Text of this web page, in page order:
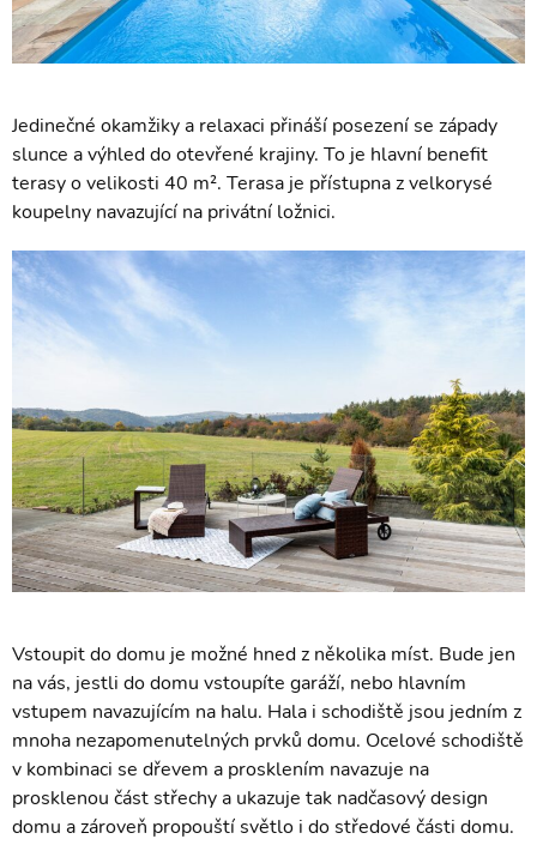
Jedinečné okamžiky a relaxaci přináší posezení se západy
slunce a výhled do otevřené krajiny. To je hlavní benefit
terasy o velikosti 40 m². Terasa je přístupna z velkorysé
koupelny navazující na privátní ložnici.
Vstoupit do domu je možné hned z několika míst. Bude jen
na vás, jestli do domu vstoupíte garáží, nebo hlavním
vstupem navazujícím na halu. Hala i schodiště jsou jedním z
mnoha nezapomenutelných prvků domu. Ocelové schodiště
v kombinaci se dřevem a prosklením navazuje na
prosklenou část střechy a ukazuje tak nadčasový design
domu a zároveň propouští světlo i do středové části domu.